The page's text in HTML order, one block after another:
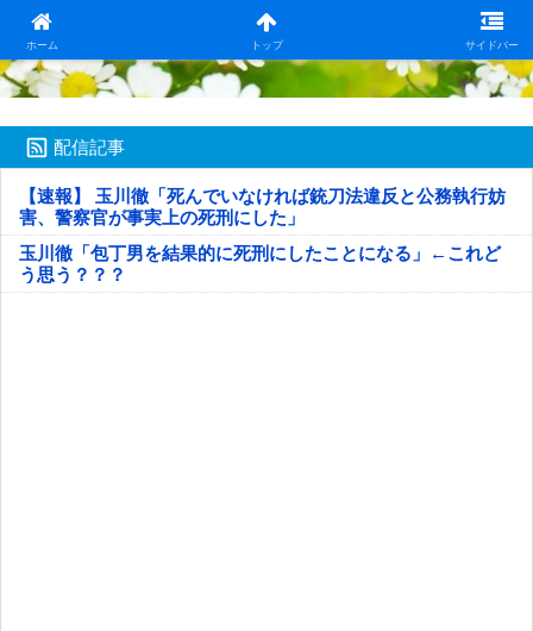
ホーム トップ サイドバー
日本第一！ニュース録
配信記事
【速報】 玉川徹「死んでいなければ銃刀法違反と公務執行妨
害、警察官が事実上の死刑にした」
玉川徹「包丁男を結果的に死刑にしたことになる」←これど
う思う？？？